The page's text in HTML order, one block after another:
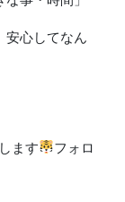
安心してなん
ます
フォロ